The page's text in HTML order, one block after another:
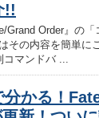
!!
Grand Order』の「
その内容を簡単に
コマンドバ ...
分かる！